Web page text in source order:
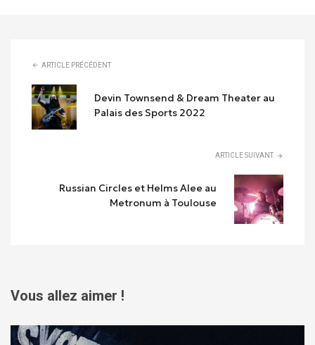
ARTICLE PRÉCÉDENT
Devin Townsend & Dream Theater au
Palais des Sports 2022
ARTICLE SUIVANT
Russian Circles et Helms Alee au
Metronum à Toulouse
Vous allez aimer !